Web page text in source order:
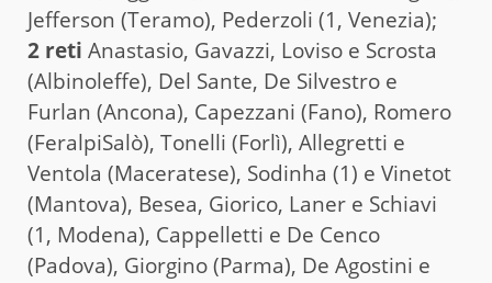
Jefferson (Teramo), Pederzoli (1, Venezia);
2 reti Anastasio, Gavazzi, Loviso e Scrosta
(Albinoleffe), Del Sante, De Silvestro e
Furlan (Ancona), Capezzani (Fano), Romero
(FeralpiSalò), Tonelli (Forlì), Allegretti e
Ventola (Maceratese), Sodinha (1) e Vinetot
(Mantova), Besea, Giorico, Laner e Schiavi
(1, Modena), Cappelletti e De Cenco
(Padova), Giorgino (Parma), De Agostini e